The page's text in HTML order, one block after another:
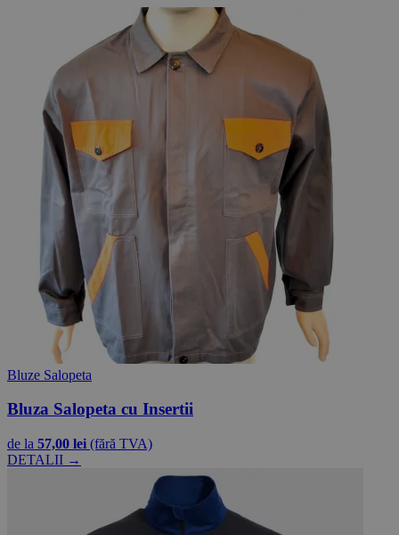
Bluze Salopeta
Bluza Salopeta cu Insertii
de la 57,00 lei (fără TVA)
DETALII →